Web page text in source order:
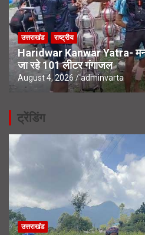
उत्तराखंड राष्ट्रीय
Haridwar Kanwar Yatra-
जा रहे 101 लीटर गंगाजल
August 4, 2026 adminvarta
ट्रेंडिंग
उत्तराखंड